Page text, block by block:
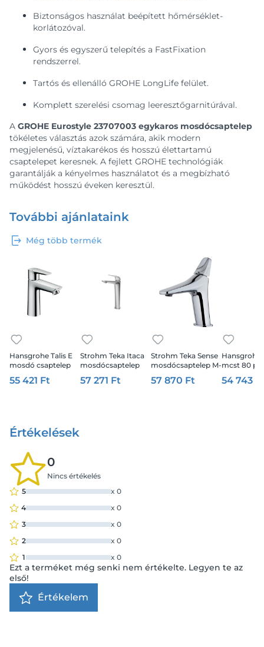
Biztonságos használat beépített hőmérséklet-
korlátozóval.
Gyors és egyszerű telepítés a FastFixation
rendszerrel.
Tartós és ellenálló GROHE LongLife felület.
Komplett szerelési csomag leeresztőgarnitúrával.
A GROHE Eurostyle 23707003 egykaros mosdócsaptelep
tökéletes választás azok számára, akik modern
megjelenésű, víztakarékos és hosszú élettartamú
csaptelepet keresnek. A fejlett GROHE technológiák
garantálják a kényelmes használatot és a megbízható
működést hosszú éveken keresztül.
További ajánlataink
Még több termék
Hansgrohe Talis E
mosdó csaptelep
110
55 421 Ft
Strohm Teka Itaca
mosdócsaptelep
XL-es, króm
57 271 Ft
Strohm Teka Sense
mosdócsaptelep M-
es, króm
57 870 Ft
Hansgrohe
mcst 80
lefolyóval
54 743
Értékelések
0
Nincs értékelés
5
x 0
4
x 0
3
x 0
2
x 0
1
x 0
Ezt a terméket még senki nem értékelte. Legyen te az
első!
Értékelem